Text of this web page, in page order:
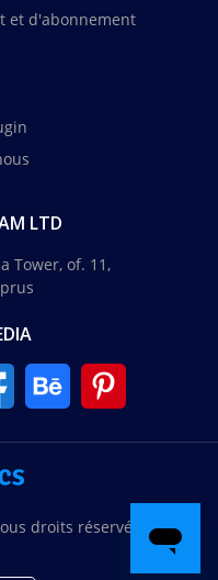
et d'abonnement
LTD
Tower, of. 11,
droits réservés